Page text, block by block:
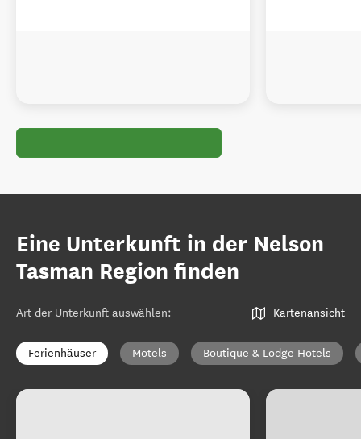
Eine Unterkunft in der Nelson
Tasman Region finden
Art der Unterkunft auswählen: Kartenansicht
Ferienhäuser Motels Boutique & Lodge Hotels